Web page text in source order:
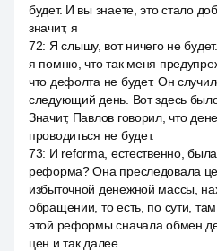
будет. И вы знаете, это стало
значит, я
72: Я слышу, вот ничего не
я помню, что так меня
что дефолта не будет. Он
следующий день. Вот здесь
Значит, Павлов говорил, что
проводиться не будет.
73: И reforma, естественно,
реформа? Она преследовала
избыточной денежной массы,
обращении, то есть, по сути,
этой реформы сначала обмен
цен и так далее.